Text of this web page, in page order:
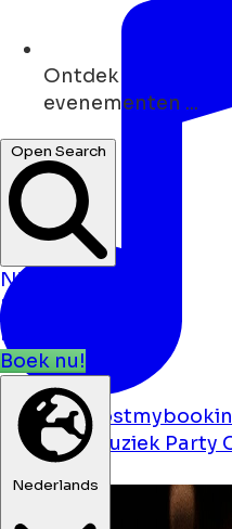
Ontdek
monumenten ...
Open Search
Nieuws
Evenementen
Locaties
Boek nu!
https://
solid.svg
Muziek Party